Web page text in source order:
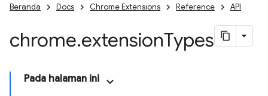
Beranda Docs Chrome Extensions Reference API
chrome.extensionTypes
Pada halaman ini